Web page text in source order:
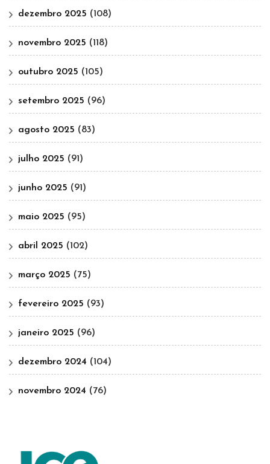
dezembro 2025 (108)
novembro 2025 (118)
outubro 2025 (105)
setembro 2025 (96)
agosto 2025 (83)
julho 2025 (91)
junho 2025 (91)
maio 2025 (95)
abril 2025 (102)
março 2025 (75)
fevereiro 2025 (93)
janeiro 2025 (96)
dezembro 2024 (104)
novembro 2024 (76)